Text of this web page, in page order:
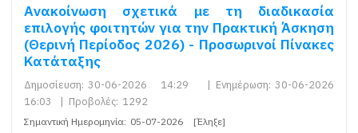
Ανακοίνωση σχετικά με τη διαδικασία
επιλογής φοιτητών για την Πρακτική Άσκηση
(Θερινή Περίοδος 2026) - Προσωρινοί Πίνακες
Κατάταξης
Δημοσίευση: 30-06-2026 14:29 | Ενημέρωση: 30-06-2026
16:03
| Προβολές: 1292
Σημαντική Ημερομηνία: 05-07-2026 [Έληξε]